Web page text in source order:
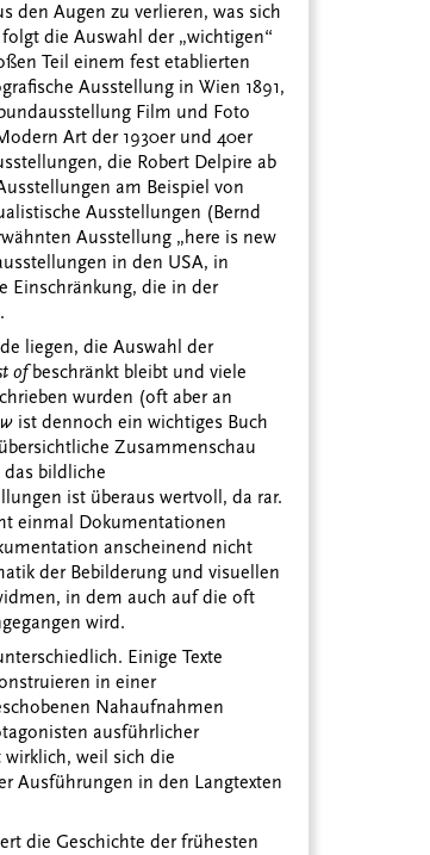
den Augen zu verlieren, was sich
die Auswahl der „wichtigen“
Teil einem fest etablierten
Ausstellung in Wien 1891,
Film und Foto
Art der 1930er und 40er
die Robert Delpire ab
am Beispiel von
Ausstellungen (Bernd
Ausstellung „here is new
in den USA, in
Einschränkung, die in der
liegen, die Auswahl der
ofbeschränkt bleibt und viele
wurden (oft aber an
ist dennoch ein wichtiges Buch
Zusammenschau
bildliche
ist überaus wertvoll, da rar.
einmal Dokumentationen
anscheinend nicht
der Bebilderung und visuellen
in dem auch auf die oft
wird.
Einige Texte
in einer
Nahaufnahmen
ausführlicher
weil sich die
Ausführungen in den Langtexten
die Geschichte der frühesten